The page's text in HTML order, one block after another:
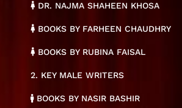
DR. NAJMA SHAHEEN KHOSA
BOOKS BY FARHEEN CHAUDHRY
BOOKS BY RUBINA FAISAL
2. KEY MALE WRITERS
BOOKS BY NASIR BASHIR